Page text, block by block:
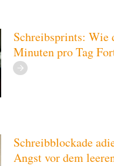
Schreibsprints: Wie
Minuten pro Tag
Schreibblockade
Angst vor dem